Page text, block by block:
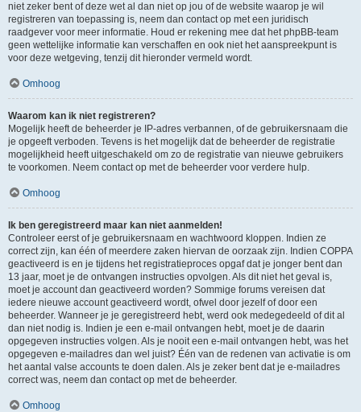
niet zeker bent of deze wet al dan niet op jou of de website waarop je wil
registreren van toepassing is, neem dan contact op met een juridisch
raadgever voor meer informatie. Houd er rekening mee dat het phpBB-team
geen wettelijke informatie kan verschaffen en ook niet het aanspreekpunt is
voor deze wetgeving, tenzij dit hieronder vermeld wordt.
Omhoog
Waarom kan ik niet registreren?
Mogelijk heeft de beheerder je IP-adres verbannen, of de gebruikersnaam die
je opgeeft verboden. Tevens is het mogelijk dat de beheerder de registratie
mogelijkheid heeft uitgeschakeld om zo de registratie van nieuwe gebruikers
te voorkomen. Neem contact op met de beheerder voor verdere hulp.
Omhoog
Ik ben geregistreerd maar kan niet aanmelden!
Controleer eerst of je gebruikersnaam en wachtwoord kloppen. Indien ze
correct zijn, kan één of meerdere zaken hiervan de oorzaak zijn. Indien COPPA
geactiveerd is en je tijdens het registratieproces opgaf dat je jonger bent dan
13 jaar, moet je de ontvangen instructies opvolgen. Als dit niet het geval is,
moet je account dan geactiveerd worden? Sommige forums vereisen dat
iedere nieuwe account geactiveerd wordt, ofwel door jezelf of door een
beheerder. Wanneer je je geregistreerd hebt, werd ook medegedeeld of dit al
dan niet nodig is. Indien je een e-mail ontvangen hebt, moet je de daarin
opgegeven instructies volgen. Als je nooit een e-mail ontvangen hebt, was het
opgegeven e-mailadres dan wel juist? Één van de redenen van activatie is om
het aantal valse accounts te doen dalen. Als je zeker bent dat je e-mailadres
correct was, neem dan contact op met de beheerder.
Omhoog